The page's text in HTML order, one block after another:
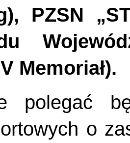
PZSN
Memoriał).
polegać
o